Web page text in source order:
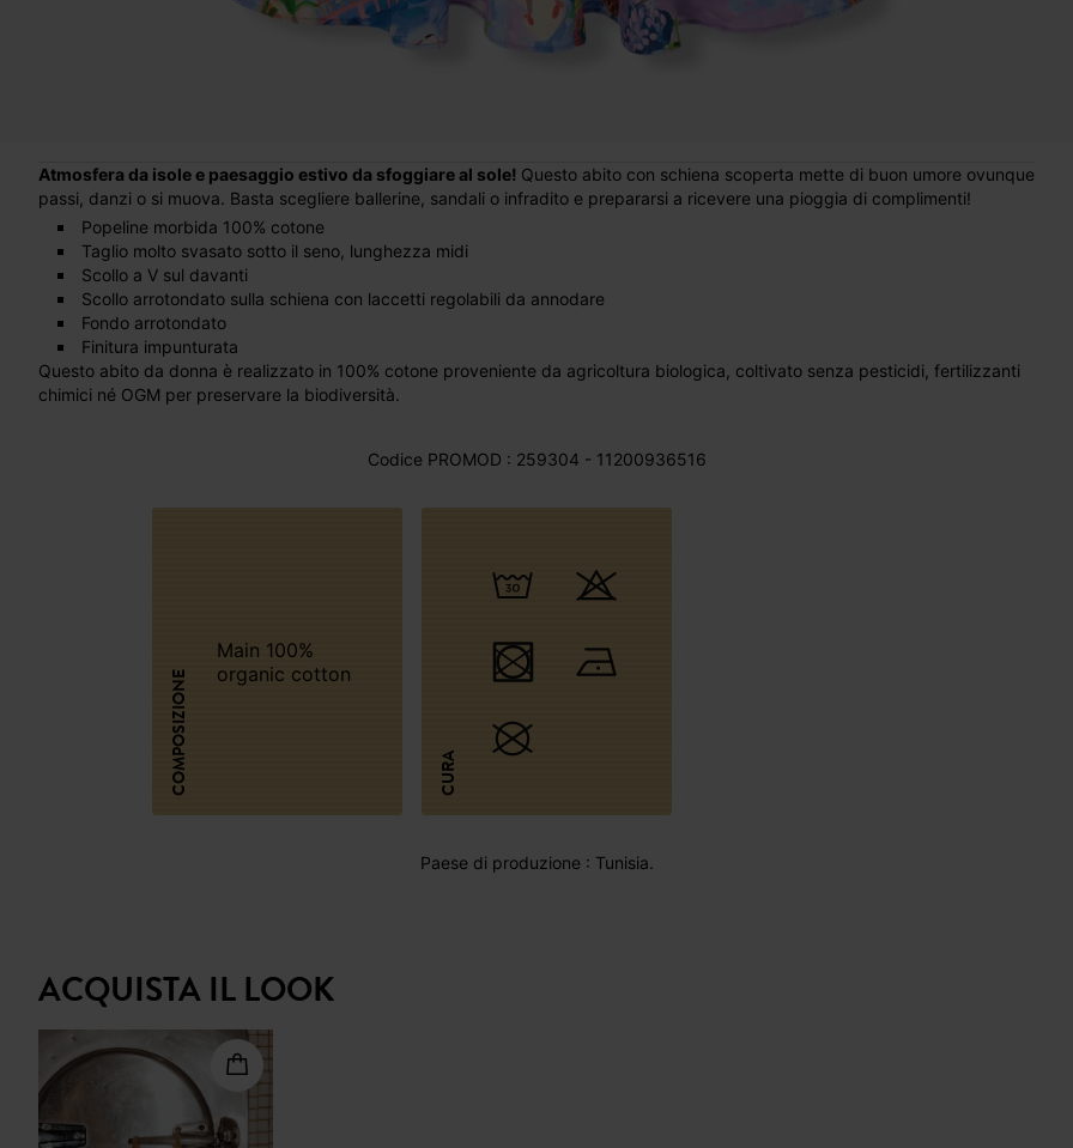
Atmosfera da isole e paesaggio estivo da sfoggiare al sole! Questo abito con schiena scoperta mette di buon umore ovunque
passi, danzi o si muova. Basta scegliere ballerine, sandali o infradito e prepararsi a ricevere una pioggia di complimenti!
Popeline morbida 100% cotone
Taglio molto svasato sotto il seno, lunghezza midi
Scollo a V sul davanti
Scollo arrotondato sulla schiena con laccetti regolabili da annodare
Fondo arrotondato
Finitura impunturata
Questo abito da donna è realizzato in 100% cotone proveniente da agricoltura biologica, coltivato senza pesticidi, fertilizzanti
chimici né OGM per preservare la biodiversità.
Codice PROMOD : 259304 - 11200936516
COMPOSIZIONE
Main 100%
organic cotton
CURA
Paese di produzione : Tunisia.
ACQUISTA IL LOOK